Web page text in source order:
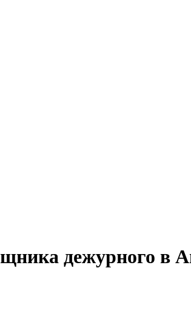
дежурного в